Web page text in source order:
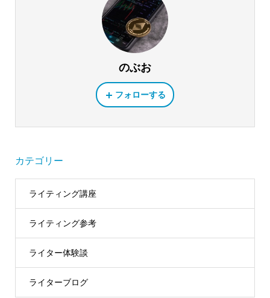
のぶお
フォローする
カテゴリー
ライティング講座
ライティング参考
ライター体験談
ライターブログ